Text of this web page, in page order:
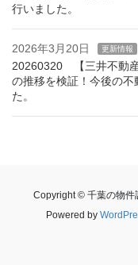
行いました。
2026年3月20日 更新情報
20260320 【三井不動
の推移を検証！今後の
た。
Copyright © 千葉の物件
Powered by